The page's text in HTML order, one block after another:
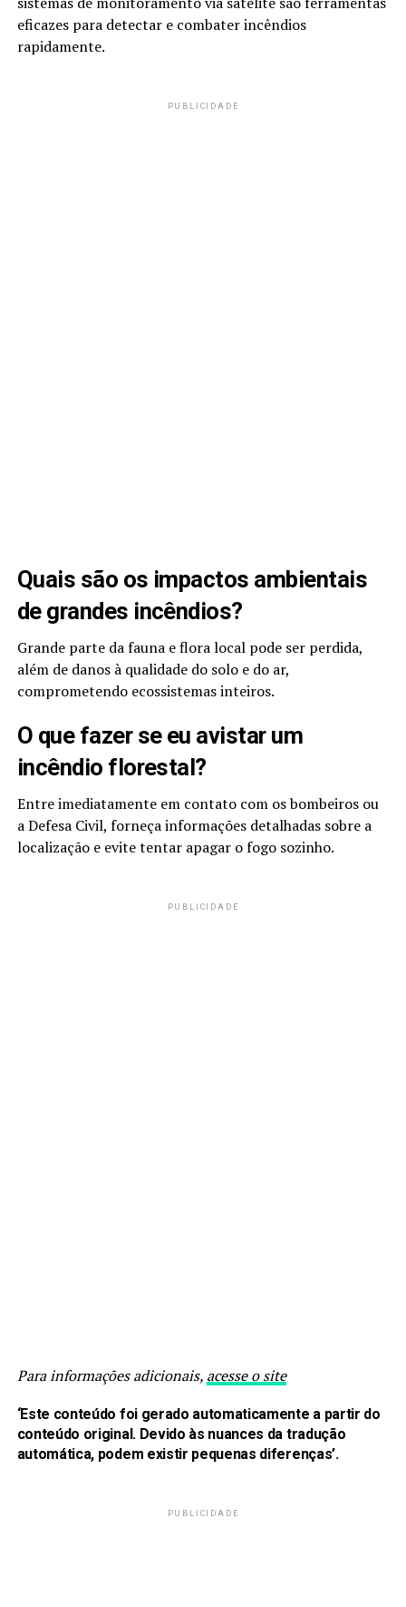
eficazes para detectar e combater incêndios
rapidamente.
PUBLICIDADE
Quais são os impactos ambientais
de grandes incêndios?
Grande parte da fauna e flora local pode ser perdida,
além de danos à qualidade do solo e do ar,
comprometendo ecossistemas inteiros.
O que fazer se eu avistar um
incêndio florestal?
Entre imediatamente em contato com os bombeiros ou
a Defesa Civil, forneça informações detalhadas sobre a
localização e evite tentar apagar o fogo sozinho.
PUBLICIDADE
Para informações adicionais, acesse o site
‘Este conteúdo foi gerado automaticamente a partir do
conteúdo original. Devido às nuances da tradução
automática, podem existir pequenas diferenças’.
PUBLICIDADE